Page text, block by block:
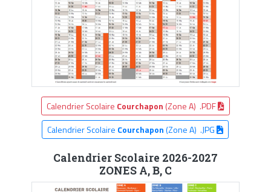
Calendrier Scolaire Courchapon (Zone A) .PDF
Calendrier Scolaire Courchapon(Zone A) .JPG
Calendrier Scolaire 2026-2027
ZONES A, B, C